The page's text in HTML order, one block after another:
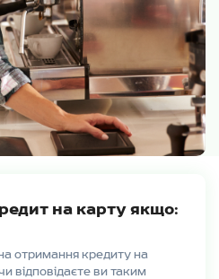
на карту якщо:
отримання кредиту на
відповідаєте ви таким